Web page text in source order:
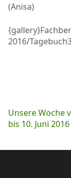
(Anisa)
2016/
Unsere Woche
bis 10. Juni 2016